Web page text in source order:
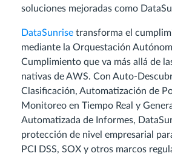
soluciones mejoradas como
DataSunrise transforma el
mediante la Orquestación
Cumplimiento que va más allá de
nativas de AWS. Con Auto-
Clasificación, Automatización de
Monitoreo en Tiempo Real y
Automatizada de Informes,
protección de nivel empresarial
PCI DSS, SOX y otros marcos